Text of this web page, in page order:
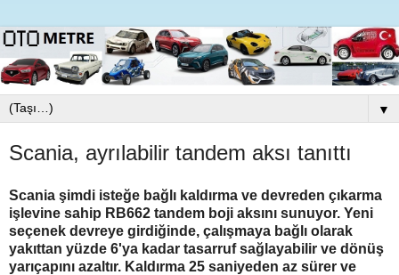
▼
Scania, ayrılabilir tandem aksı tanıttı
Scania şimdi isteğe bağlı kaldırma ve devreden çıkarma
işlevine sahip RB662 tandem boji aksını sunuyor. Yeni
seçenek devreye girdiğinde, çalışmaya bağlı olarak
yakıttan yüzde 6'ya kadar tasarruf sağlayabilir ve dönüş
yarıçapını azaltır. Kaldırma 25 saniyeden az sürer ve